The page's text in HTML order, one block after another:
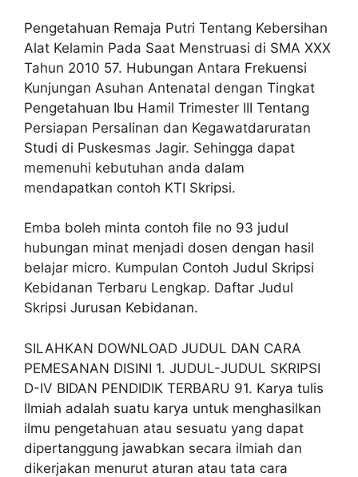
Pengetahuan Remaja Putri Tentang Kebersihan
Alat Kelamin Pada Saat Menstruasi di SMA XXX
Tahun 2010 57. Hubungan Antara Frekuensi
Kunjungan Asuhan Antenatal dengan Tingkat
Pengetahuan Ibu Hamil Trimester III Tentang
Persiapan Persalinan dan Kegawatdaruratan
Studi di Puskesmas Jagir. Sehingga dapat
memenuhi kebutuhan anda dalam
mendapatkan contoh KTI Skripsi.
Emba boleh minta contoh file no 93 judul
hubungan minat menjadi dosen dengan hasil
belajar micro. Kumpulan Contoh Judul Skripsi
Kebidanan Terbaru Lengkap. Daftar Judul
Skripsi Jurusan Kebidanan.
SILAHKAN DOWNLOAD JUDUL DAN CARA
PEMESANAN DISINI 1. JUDUL-JUDUL SKRIPSI
D-IV BIDAN PENDIDIK TERBARU 91. Karya tulis
Ilmiah adalah suatu karya untuk menghasilkan
ilmu pengetahuan atau sesuatu yang dapat
dipertanggung jawabkan secara ilmiah dan
dikerjakan menurut aturan atau tata cara